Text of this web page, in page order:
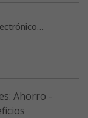
Ahorro -